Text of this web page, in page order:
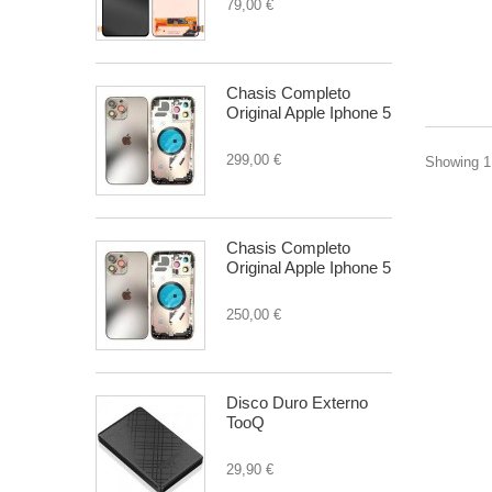
79,00 €
Chasis Completo
Original Apple Iphone 5
299,00 €
Chasis Completo
Original Apple Iphone 5
250,00 €
Disco Duro Externo
TooQ
29,90 €
Showing